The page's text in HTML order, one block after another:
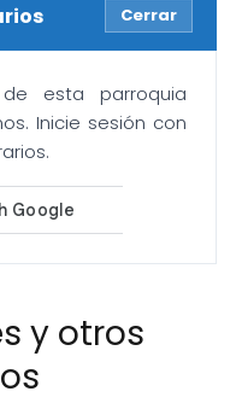
Cerrar
esta parroquia
Inicie sesión con
y otros